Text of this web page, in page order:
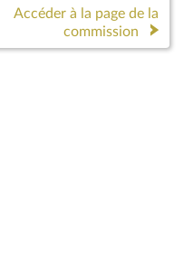
Accéder à la page de la
commission